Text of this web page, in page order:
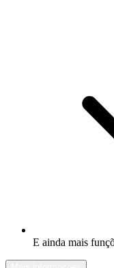
E ainda mais